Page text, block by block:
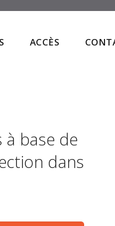
ACCÈS
base de
dans